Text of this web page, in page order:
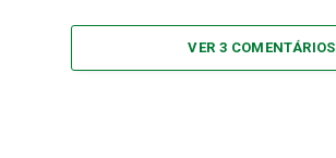
VER 3 COMENTÁRIOS